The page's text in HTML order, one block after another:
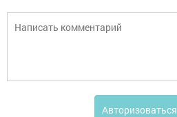
Авторизоваться